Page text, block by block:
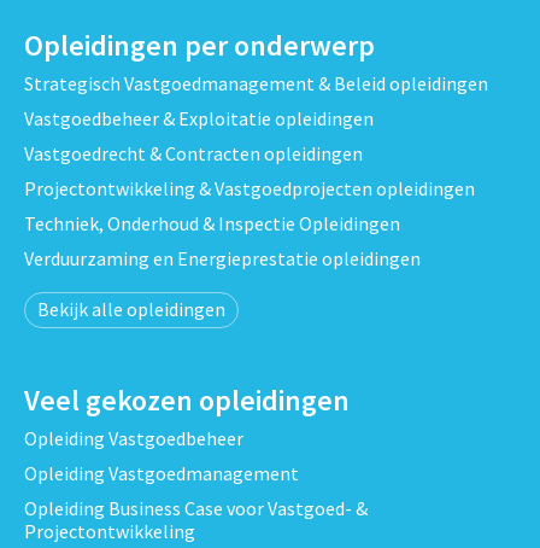
Opleidingen per onderwerp
Strategisch Vastgoedmanagement & Beleid opleidingen
Vastgoedbeheer & Exploitatie opleidingen
Vastgoedrecht & Contracten opleidingen
Projectontwikkeling & Vastgoedprojecten opleidingen
Techniek, Onderhoud & Inspectie Opleidingen
Verduurzaming en Energieprestatie opleidingen
Bekijk alle opleidingen
Veel gekozen opleidingen
Opleiding Vastgoedbeheer
Opleiding Vastgoedmanagement
Opleiding Business Case voor Vastgoed- &
Projectontwikkeling